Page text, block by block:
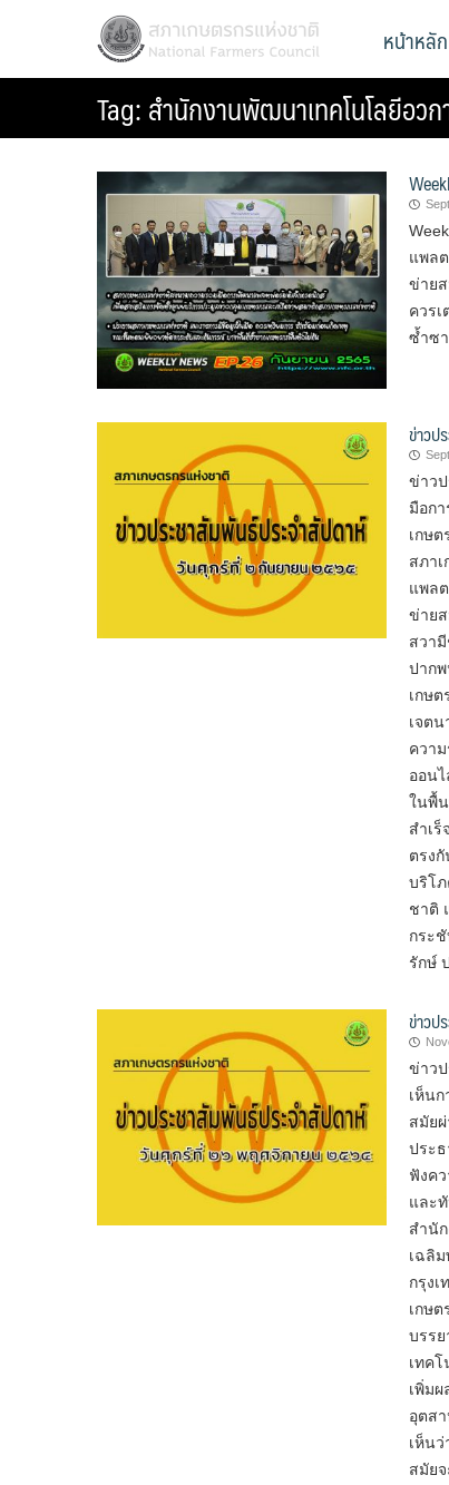
สภาเกษตรกรแห่งชาติ
National Farmers Council หน้าหลัก
Tag:สำนักงานพัฒนาเทคโนโลยีอว
แพล
ข่าย
ควร
ซ้ำซ
ข่าวป
ข่าว
มือก
เกษ
สภา
แพล
ข่าย
สวา
ปาก
เกษ
เจต
ควา
ออน
ในพื้
สำเ
ตรงกั
บริโ
ชาติ
กระ
รักษ์​
ข่าวป
ข่าว
เห็น
สมัย
ประ
ฟังค
และ
สำนั
เฉลิ
กรุง
เกษ
บรรย
เทค
เพิ่ม
อุตส
เห็น
สมัย